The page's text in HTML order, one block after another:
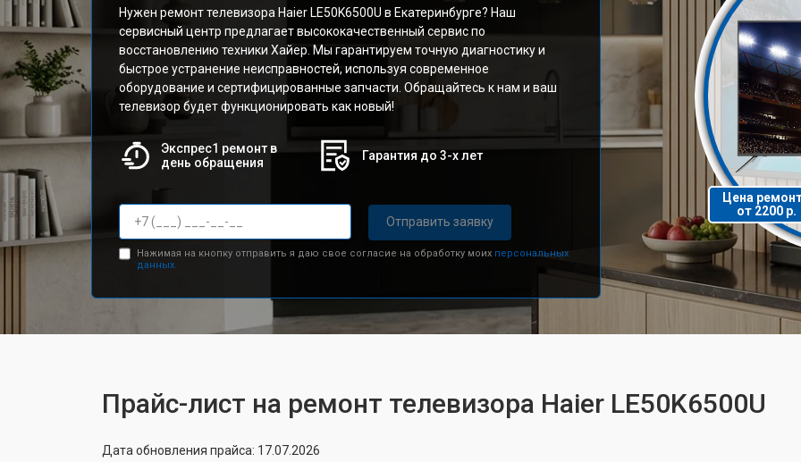
Нужен ремонт телевизора Haier LE50K6500U в Екатеринбурге? Наш
сервисный центр предлагает высококачественный сервис по
восстановлению техники Хайер. Мы гарантируем точную диагностику и
быстрое устранение неисправностей, используя современное
оборудование и сертифицированные запчасти. Обращайтесь к нам и ваш
телевизор будет функционировать как новый!
Экспрес1 ремонт в
день обращения
Гарантия до 3-х лет
Отправить заявку
Нажимая на кнопку отправить я даю свое согласие на обработку моих персональных
данных.
Цена
от 2200 р.
Прайс-лист на ремонт телевизора Haier LE50K6500U
Дата обновления прайса: 17.07.2026